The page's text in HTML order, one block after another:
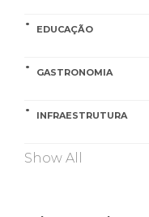
EDUCAÇÃO
GASTRONOMIA
INFRAESTRUTURA
Show All